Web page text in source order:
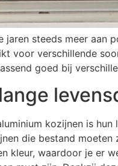
jaren steeds meer
voor verschillende
goed bij
kozijnen is
die bestand
kleur, waardoor je er